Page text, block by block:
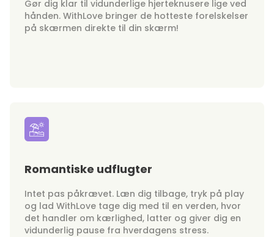
Gør dig klar til vidunderlige hjerteknusere lige ved
hånden. WithLove bringer de hotteste forelskelser
på skærmen direkte til din skærm!
Romantiske udflugter
Intet pas påkrævet. Læn dig tilbage, tryk på play
og lad WithLove tage dig med til en verden, hvor
det handler om kærlighed, latter og giver dig en
vidunderlig pause fra hverdagens stress.